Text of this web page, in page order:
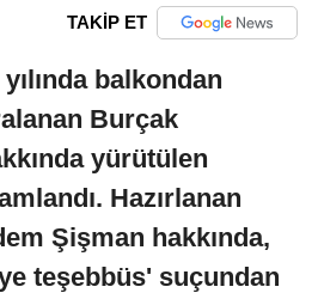
TAKİP ET
balkondan
Burçak
yürütülen
Hazırlanan
Şişman hakkında,
teşebbüs' suçundan